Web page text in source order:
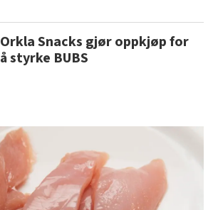
Orkla Snacks gjør oppkjøp for
å styrke BUBS